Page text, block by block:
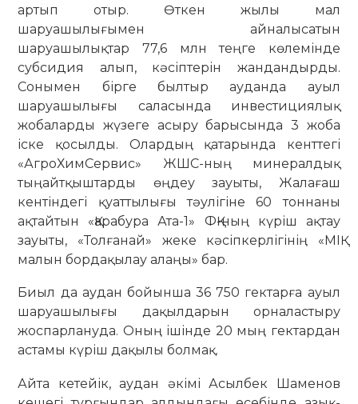
артып отыр. Өткен жылы мал
шаруашылығымен айналысатын
шаруашылықтар 77,6 млн теңге көлемінде
субсидия алып, кәсіптерін жандандырды.
Сонымен бірге былтыр ауданда ауыл
шаруашылығы саласында инвестициялық
жобаларды жүзеге асыру барысында 3 жоба
іске қосылды. Олардың қатарында кенттегі
«АгроХимСервис» ЖШС-ның минералдық
тыңайтқыштарды өңдеу зауыты, Жалағаш
кентіндегі қуаттылығы тәулігіне 60 тоннаны
ақтайтын «Қарабура Ата-1» ФҚ-ның күріш ақтау
зауыты, «Толғанай» жеке кәсіпкерлігінің «МІҚ
малын бордақылау алаңы» бар.
Биыл да аудан бойынша 36 750 гектарға ауыл
шаруашылығы дақылдарын орналастыру
жоспарлануда. Оның ішінде 20 мың гектардан
астамы күріш дақылы болмақ.
Айта кетейік, аудан әкімі Асылбек Шаменов